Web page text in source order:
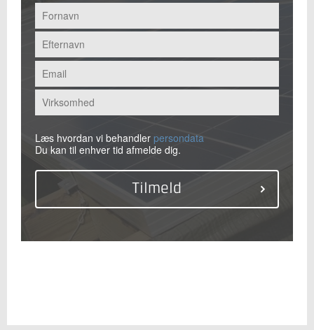
Læs hvordan vi behandler persondata
Du kan til enhver tid afmelde dig.